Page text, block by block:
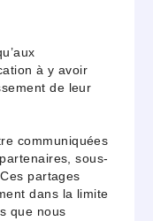
à y avoir
de leur
communiquées
sous-
partages
dans la limite
que nous